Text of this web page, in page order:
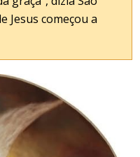
Jesus começou a